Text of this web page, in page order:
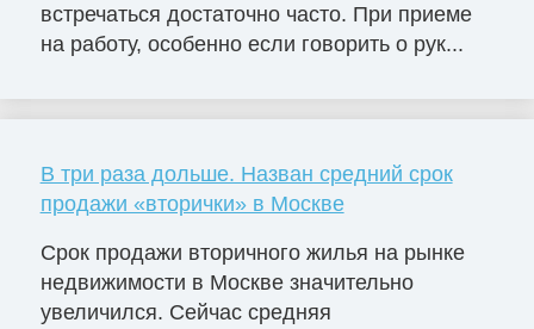
встречаться достаточно часто. При приеме
на работу, особенно если говорить о рук...
В три раза дольше. Назван средний срок
продажи «вторички» в Москве
Срок продажи вторичного жилья на рынке
недвижимости в Москве значительно
увеличился. Сейчас средняя